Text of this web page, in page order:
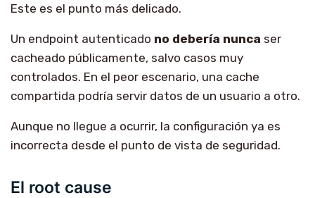
Este es el punto más delicado.
Un endpoint autenticado no debería nunca ser
cacheado públicamente, salvo casos muy
controlados. En el peor escenario, una cache
compartida podría servir datos de un usuario a otro.
Aunque no llegue a ocurrir, la configuración ya es
incorrecta desde el punto de vista de seguridad.
El root cause